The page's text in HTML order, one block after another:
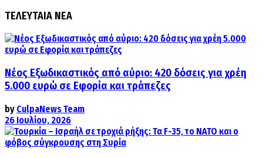
ΤΕΛΕΥΤΑΙΑ ΝΕΑ
Νέος Εξωδικαστικός από αύριο: 420 δόσεις για χρέη
5.000 ευρώ σε Εφορία και τράπεζες
by CulpaNews Team
26 Ιουλίου, 2026